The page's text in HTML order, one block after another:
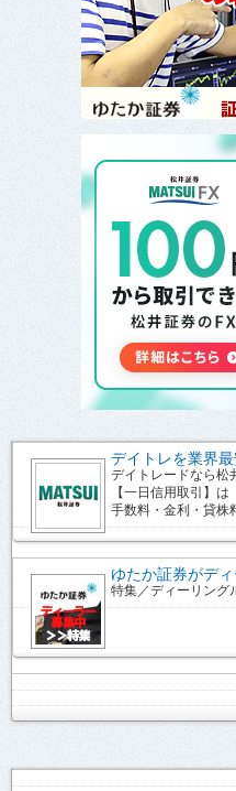
デイトレを業界最
デイトレードなら松
【一日信用取引】は
手数料・金利・貸株
ゆたか証券がデ
特集／ディーリング